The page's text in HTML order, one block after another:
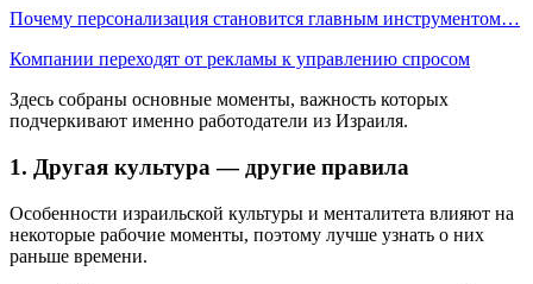
Почему персонализация становится главным инструментом…
Компании переходят от рекламы к управлению спросом
Здесь собраны основные моменты, важность которых
подчеркивают именно работодатели из Израиля.
1. Другая культура — другие правила
Особенности израильской культуры и менталитета влияют на
некоторые рабочие моменты, поэтому лучше узнать о них
раньше времени.